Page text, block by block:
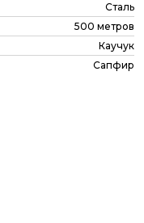
Сталь
500 метров
Каучук
Сапфир